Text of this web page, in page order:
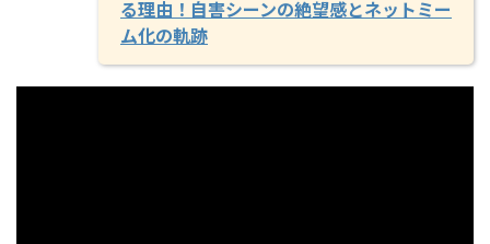
る理由！自害シーンの絶望感とネットミー
ム化の軌跡